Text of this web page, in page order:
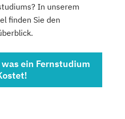
In unserem
finden Sie den
ein Fernstudium